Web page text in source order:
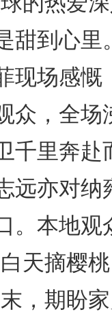
甜到心里
现场感慨
众，全场
千里奔赴
远亦对纳
。本地观
天摘樱
，期盼